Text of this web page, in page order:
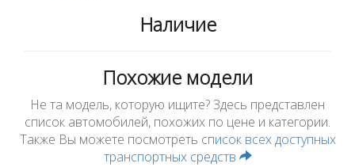
Наличие
Похожие модели
Не та модель, которую ищите? Здесь представлен
список автомобилей, похожих по цене и категории.
Также Вы можете посмотреть список всех доступных
транспортных средств